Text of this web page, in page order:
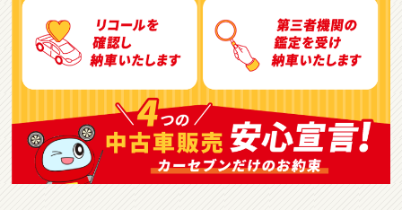
トヨタ
ヴォクシー
ＳＵＶ・クロカン
1 位
トヨタ
ヤリスクロス